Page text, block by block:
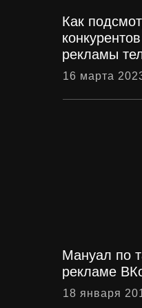
16 марта
Как
рекламы
18 января
Мануал по
рекламе